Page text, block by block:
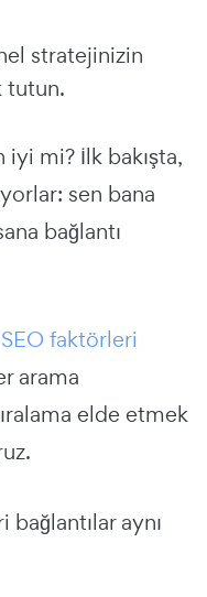
stratejinizin
tutun.
iyi mi? İlk bakışta,
sen bana
bağlantı
faktörleri
arama
elde etmek
aynı